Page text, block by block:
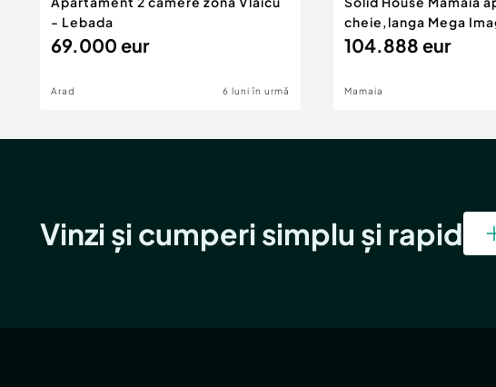
- Lebada
69.000 eur
Arad 6 luni în urmă
cheie,langa Mega
104.888 eur
Mamaia
Vinzi și cumperi simplu și rapid